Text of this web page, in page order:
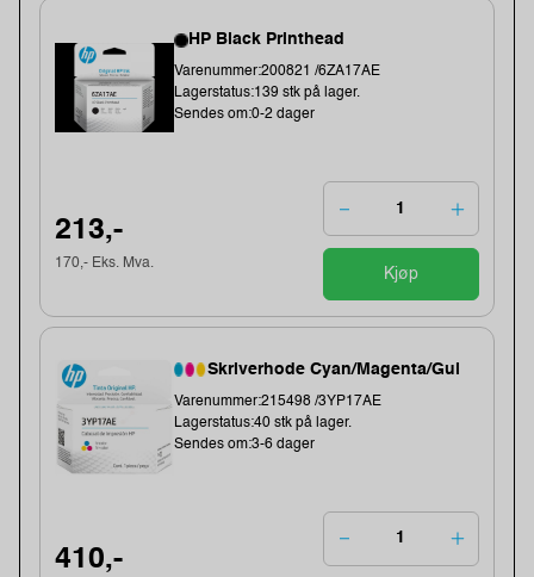
HP Black Printhead
Varenummer:200821 /6ZA17AE
Lagerstatus:139 stk på lager.
Sendes om:0-2 dager
213,-
170,- Eks. Mva.
Kjøp
Skriverhode Cyan/Magenta/Gul
Varenummer:215498 /3YP17AE
Lagerstatus:40 stk på lager.
Sendes om:3-6 dager
410,-